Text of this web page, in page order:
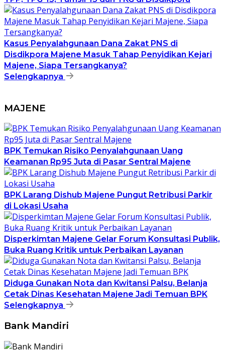
Kasus Penyalahgunaan Dana Zakat PNS di
Disdikpora Majene Masuk Tahap Penyidikan Kejari
Majene, Siapa Tersangkanya?
Selengkapnya
MAJENE
BPK Temukan Risiko Penyalahgunaan Uang
Keamanan Rp95 Juta di Pasar Sentral Majene
BPK Larang Dishub Majene Pungut Retribusi Parkir
di Lokasi Usaha
Disperkimtan Majene Gelar Forum Konsultasi Publik,
Buka Ruang Kritik untuk Perbaikan Layanan
Diduga Gunakan Nota dan Kwitansi Palsu, Belanja
Cetak Dinas Kesehatan Majene Jadi Temuan BPK
Selengkapnya
Bank Mandiri